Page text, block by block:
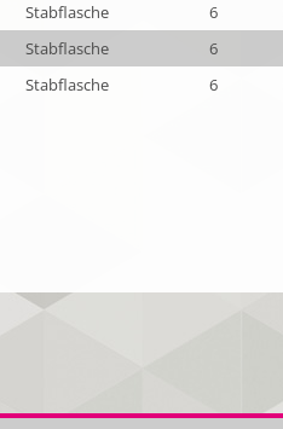
Stabflasche 6
Stabflasche 6
Stabflasche 6